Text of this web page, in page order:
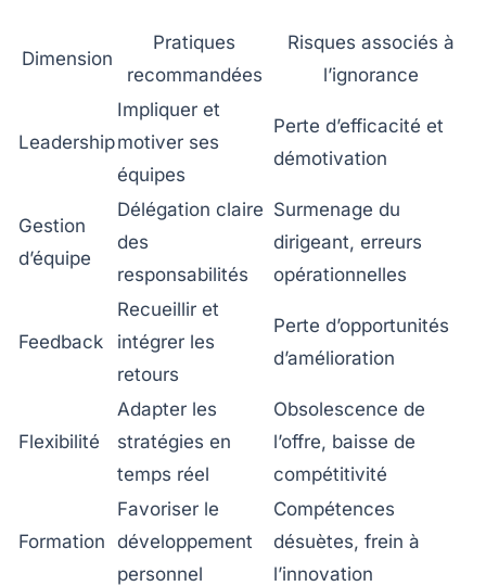
Dimension
Pratiques
recommandées
Risques associés à
l’ignorance
Leadership
Impliquer et
motiver ses
équipes
Perte d’efficacité et
démotivation
Gestion
d’équipe
Délégation claire
des
responsabilités
Surmenage du
dirigeant, erreurs
opérationnelles
Feedback
Recueillir et
intégrer les
retours
Perte d’opportunités
d’amélioration
Flexibilité
Adapter les
stratégies en
temps réel
Obsolescence de
l’offre, baisse de
compétitivité
Formation
Favoriser le
développement
personnel
Compétences
désuètes, frein à
l’innovation